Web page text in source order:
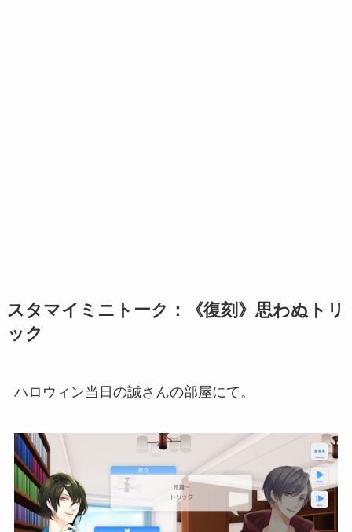
スタマイミニトーク：《復刻》思わぬトリ
ック
ハロウィン当日の誠さんの部屋にて。